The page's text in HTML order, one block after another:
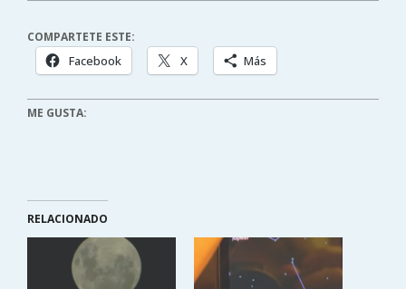
COMPARTETE ESTE:
Facebook X Más
ME GUSTA:
RELACIONADO